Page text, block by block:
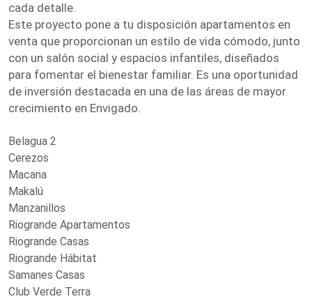
cada detalle.
Este proyecto pone a tu disposición apartamentos en
venta que proporcionan un estilo de vida cómodo, junto
con un salón social y espacios infantiles, diseñados
para fomentar el bienestar familiar. Es una oportunidad
de inversión destacada en una de las áreas de mayor
crecimiento en Envigado.
Belagua 2
Cerezos
Macana
Makalú
Manzanillos
Riogrande Apartamentos
Riogrande Casas
Riogrande Hábitat
Samanes Casas
Club Verde Terra